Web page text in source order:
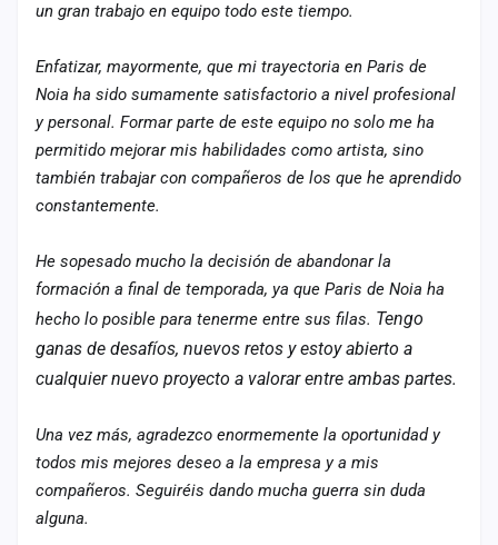
un gran trabajo en equipo todo este tiempo.
Enfatizar, mayormente, que mi trayectoria en Paris de
Noia ha sido sumamente satisfactorio a nivel profesional
y personal. Formar parte de este equipo no solo me ha
permitido mejorar mis habilidades como artista, sino
también trabajar con compañeros de los que he aprendido
constantemente.
He sopesado mucho la decisión de abandonar la
formación a final de temporada, ya que Paris de Noia ha
hecho lo posible para tenerme entre sus filas. Tengo
ganas de desafíos, nuevos retos y estoy abierto a
cualquier nuevo proyecto a valorar entre ambas partes.
Una vez más, agradezco enormemente la oportunidad y
todos mis mejores deseo a la empresa y a mis
compañeros. Seguiréis dando mucha guerra sin duda
alguna.